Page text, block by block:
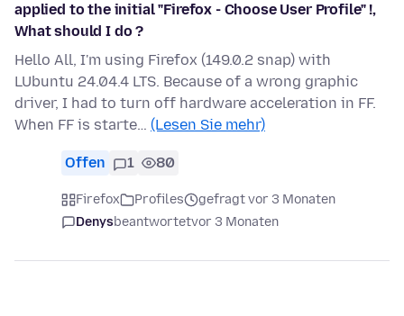
applied to the initial "Firefox - Choose User Profile" !,
What should I do ?
Hello All, I'm using Firefox (149.0.2 snap) with
LUbuntu 24.04.4 LTS. Because of a wrong graphic
driver, I had to turn off hardware acceleration in FF.
When FF is starte… (Lesen Sie mehr)
Offen 1 80
Firefox Profiles
gefragt vor 3 Monaten
Denysbeantwortetvor 3 Monaten